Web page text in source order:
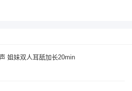
姐妹双人耳舐加长20min